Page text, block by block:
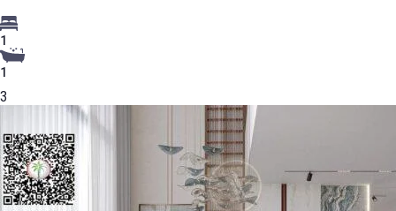
1
1
3